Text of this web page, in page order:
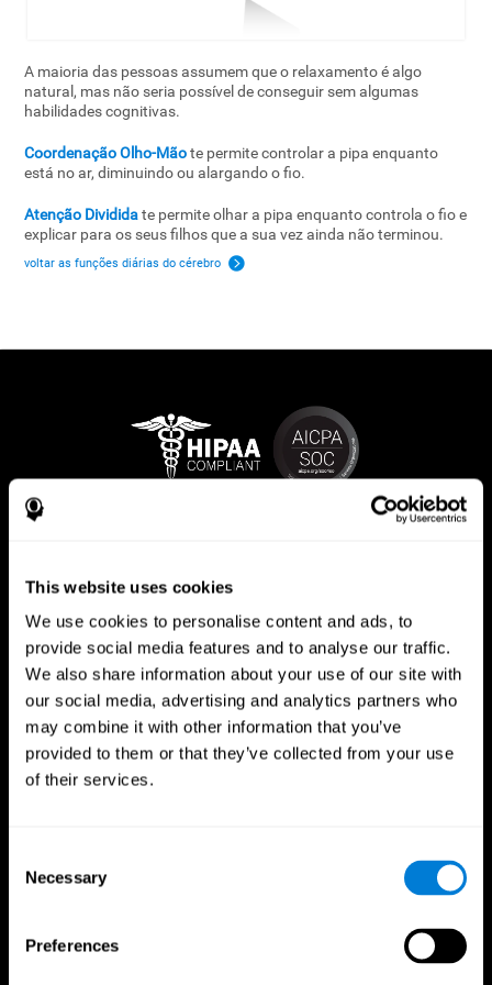
This website uses cookies
We use cookies to personalise content and ads, to
provide social media features and to analyse our traffic.
We also share information about your use of our site with
our social media, advertising and analytics partners who
may combine it with other information that you’ve
provided to them or that they’ve collected from your use
of their services.
Selection
Necessary
Preferences
A maioria das pessoas assumem que o relaxamento é algo
natural, mas não seria possível de conseguir sem algumas
habilidades cognitivas.
Coordenação Olho-Mãote permite controlar a pipa enquanto
está no ar, diminuindo ou alargando o fio.
Atenção Divididate permite olhar a pipa enquanto controla o fio e
explicar para os seus filhos que a sua vez ainda não terminou.
voltar as funções diárias do cérebro